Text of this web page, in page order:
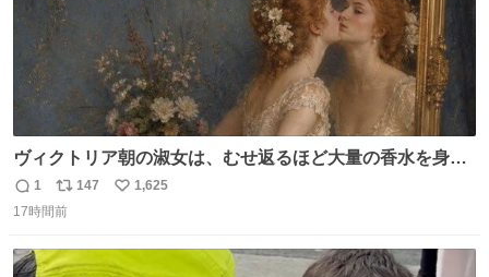
ヴィクトリア朝の淑女は、むせ返るほど大量の香水を身に
つけるものではないとされていた。それでも香水は、髪や
肌の手入れと同じくらい、ヴィクトリア朝の女性達の美容
が知る香水よりも単純な組成で、その大部分は薔薇、菫、
返
信
1
リ
ポ
ト
147
い
数
1,625
17時間前